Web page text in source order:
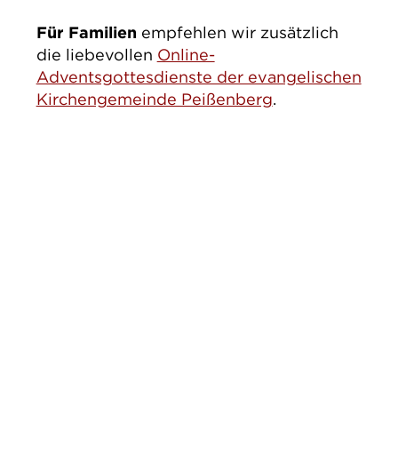
Für Familien empfehlen wir zusätzlich
die liebevollen Online-
Adventsgottesdienste der evangelischen
Kirchengemeinde Peißenberg.